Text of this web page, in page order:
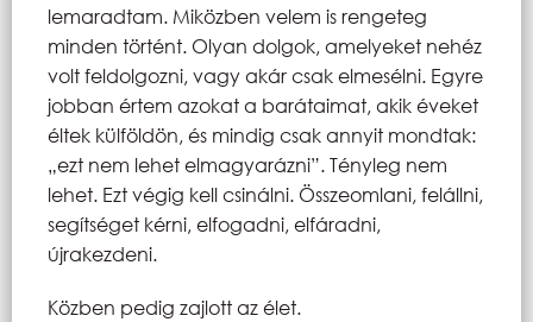
lemaradtam. Miközben velem is rengeteg
minden történt. Olyan dolgok, amelyeket nehéz
volt feldolgozni, vagy akár csak elmesélni. Egyre
jobban értem azokat a barátaimat, akik éveket
éltek külföldön, és mindig csak annyit mondtak:
„ezt nem lehet elmagyarázni”. Tényleg nem
lehet. Ezt végig kell csinálni. Összeomlani, felállni,
segítséget kérni, elfogadni, elfáradni,
újrakezdeni.
Közben pedig zajlott az élet.